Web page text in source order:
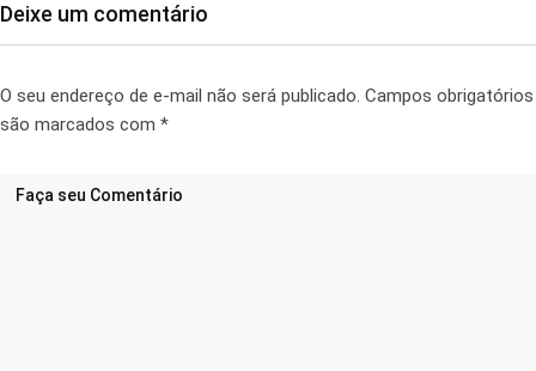
Deixe um comentário
O seu endereço de e-mail não será publicado. Campos obrigatórios
são marcados com *